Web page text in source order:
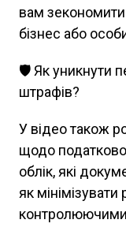
вам зекономити
бізнес або
🛡️ Як уникнути
штрафів?
У відео також
щодо
облік, які
як